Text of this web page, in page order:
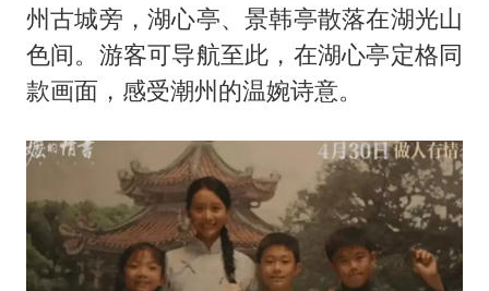
州古城旁，湖心亭、景韩亭散落在湖光山
色间。游客可导航至此，在湖心亭定格同
款画面，感受潮州的温婉诗意。